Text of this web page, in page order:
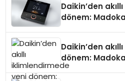
Daikin’den
dönem:
Daikin’den
dönem: